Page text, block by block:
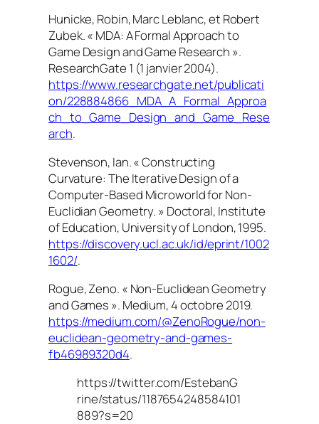
Hunicke, Robin, Marc Leblanc, et Robert
Zubek. « MDA: A Formal Approach to
Game Design and Game Research ».
ResearchGate 1 (1 janvier 2004).
https://www.researchgate.net/publicati
on/228884866_MDA_A_Formal_Approa
ch_to_Game_Design_and_Game_Rese
arch.
Stevenson, Ian. « Constructing
Curvature: The Iterative Design of a
Computer-Based Microworld for Non-
Euclidian Geometry. » Doctoral, Institute
of Education, University of London, 1995.
https://discovery.ucl.ac.uk/id/eprint/1002
1602/.
Rogue, Zeno. « Non-Euclidean Geometry
and Games ». Medium, 4 octobre 2019.
https://medium.com/@ZenoRogue/non-
euclidean-geometry-and-games-
fb46989320d4.
https://twitter.com/EstebanG
rine/status/1187654248584101
889?s=20